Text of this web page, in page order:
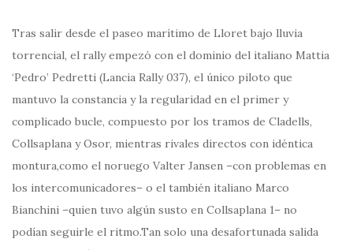
Tras salir desde el paseo marítimo de Lloret bajo lluvia
torrencial, el rally empezó con el dominio del italiano Mattia
‘Pedro’ Pedretti (Lancia Rally 037), el único piloto que
mantuvo la constancia y la regularidad en el primer y
complicado bucle, compuesto por los tramos de Cladells,
Collsaplana y Osor, mientras rivales directos con idéntica
montura,como el noruego Valter Jansen –con problemas en
los intercomunicadores– o el también italiano Marco
Bianchini –quien tuvo algún susto en Collsaplana 1– no
podían seguirle el ritmo.Tan solo una desafortunada salida